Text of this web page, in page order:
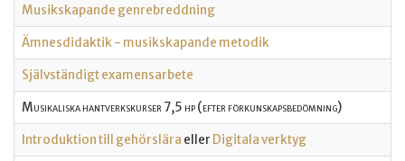
Musikskapande genrebreddning
Ämnesdidaktik - musikskapande metodik
Självständigt examensarbete
Musikaliska hantverkskurser 7,5 hp (efter förkunskapsbedömning)
Introduktion till gehörslära eller Digitala verktyg